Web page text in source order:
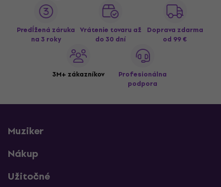
Predĺžená záruka
na 3 roky
Vrátenie tovaru až
do 30 dní
Doprava zdarma
od 99 €
3M+ zákazníkov
Profesionálna
podpora
Muziker
Nákup
Užitočné